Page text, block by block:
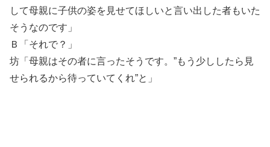
して母親に子供の姿を見せてほしいと言い出した者もいた
そうなのです」
Ｂ「それで？」
坊「母親はその者に言ったそうです。”もう少ししたら見
せられるから待っていてくれ”と」